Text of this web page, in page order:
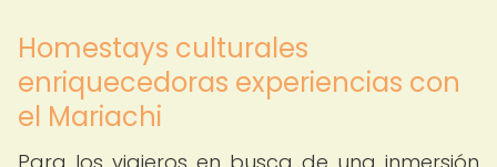
Homestays culturales
enriquecedoras experiencias con
el Mariachi